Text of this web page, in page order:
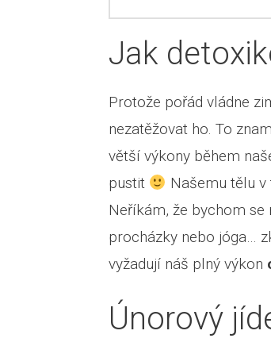
Jak
Protože pořád vládne
nezatěžovat ho. To
větší výkony během
pustit
Našemu tělu
Neříkám, že bychom se
procházky nebo jóga…
vyžadují náš plný výkon
Únorový